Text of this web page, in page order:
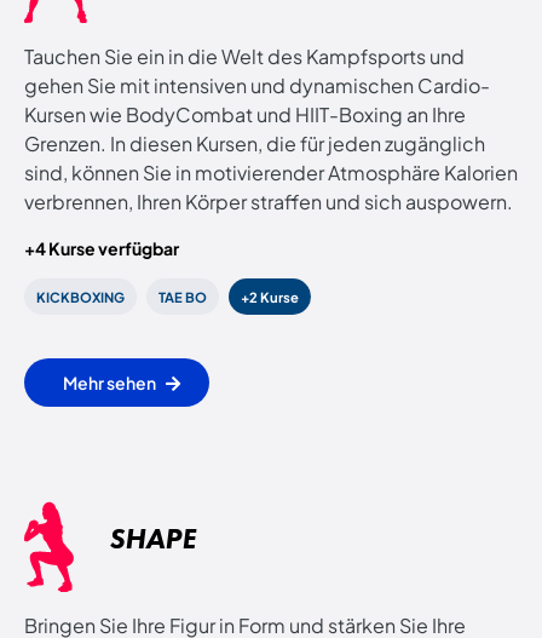
Tauchen Sie ein in die Welt des Kampfsports und
gehen Sie mit intensiven und dynamischen Cardio-
Kursen wie BodyCombat und HIIT-Boxing an Ihre
Grenzen. In diesen Kursen, die für jeden zugänglich
sind, können Sie in motivierender Atmosphäre Kalorien
verbrennen, Ihren Körper straffen und sich auspowern.
+4 Kurse verfügbar
KICKBOXING TAE BO +2 Kurse
Mehr sehen
SHAPE
Bringen Sie Ihre Figur in Form und stärken Sie Ihre